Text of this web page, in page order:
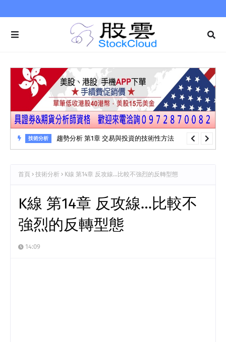
技術分析 趨勢分析 第1章 交易與投資的技術性方法
首頁 技術分析 K線 第14章 反攻線…比較不強烈的反轉型態
K線 第14章 反攻線…比較不
強烈的反轉型態
14:09